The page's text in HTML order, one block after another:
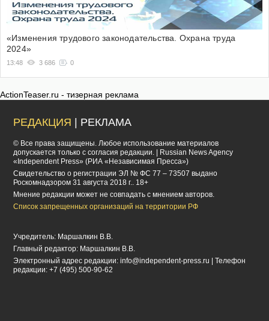
«Изменения трудового законодательства. Охрана труда
2024»
13:48 3 686 0
ActionTeaser.ru - тизерная реклама
РЕДАКЦИЯ | РЕКЛАМА
© Все права защищены. Любое использование материалов
допускается только с согласия редакции. | Russian News Agency
«Independent Press» (РИА «Независимая Пресса»)
Cвидетельство о регистрации ЭЛ № ФС 77 – 73507 выдано
Роскомнадзором 31 августа 2018 г.. 18+
Мнение редакции может не совпадать с мнением авторов.
Список запрещенных организаций на территории РФ
Учредитель: Маршалкин В.В.
Главный редактор: Маршалкин В.В.
Электронный адрес редакции:info@independent-press.ru
| Телефон
редакции: +7 (495) 500-90-62